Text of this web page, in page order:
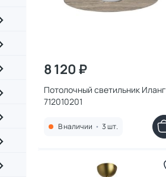
8 120 ₽
Потолочный светильник Иланг
712010201
В наличии • 3 шт.